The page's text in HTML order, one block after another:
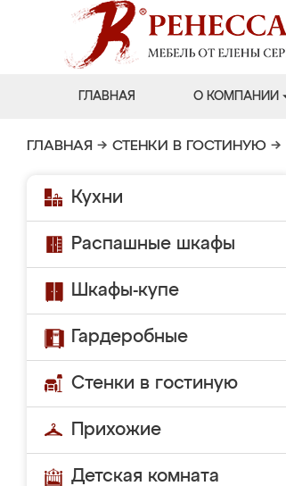
ГЛАВНАЯ О КОМПАНИИ
ГЛАВНАЯ → СТЕНКИ В ГОСТИНУЮ →
Кухни
Распашные шкафы
Шкафы-купе
Гардеробные
Стенки в гостиную
Прихожие
Детская комната